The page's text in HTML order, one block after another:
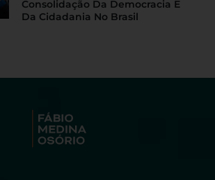
Consolidação Da Democracia E
Da Cidadania No Brasil